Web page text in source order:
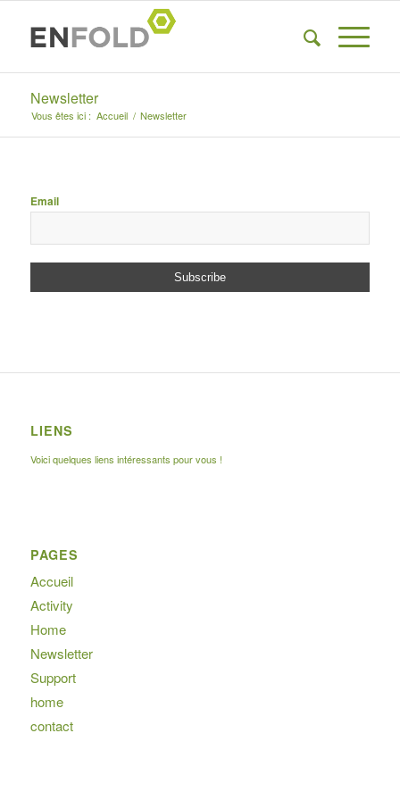
Newsletter
Vous êtes ici : Accueil / Newsletter
Email
LIENS
Voici quelques liens intéressants pour vous !
PAGES
Accueil
Activity
Home
Newsletter
Support
home
contact